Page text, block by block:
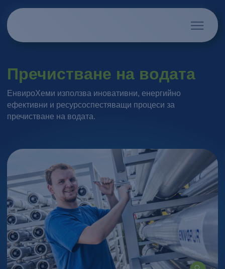
Пречистване на водата
ЕнвироХеми използва иновативни, енергийно
ефективни и ресурсоспестяващи процеси за
пречистване на водата.